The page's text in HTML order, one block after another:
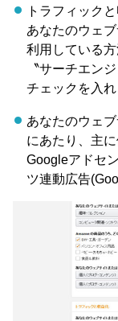
トラフィック
あなたのウェ
利用している
〝サーチエン
チェックを入れ
あなたのウェ
にあたり、主
Googleアドセ
ツ連動広告